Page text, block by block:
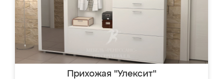
Прихожая "Улексит"